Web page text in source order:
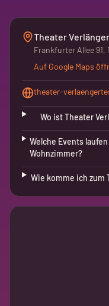
Theater
Frankfurter Allee
Auf Google Maps
theater-
Wo ist Theater
Welche Events
Wohnzimmer?
Wie komme ich zum